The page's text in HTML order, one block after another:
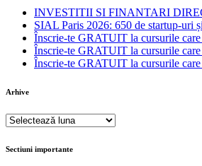
INVESTITII SI FINANTARI
SIAL Paris 2026: 650 de startup-uri
Înscrie-te GRATUIT la cursurile
Înscrie-te GRATUIT la cursurile
Înscrie-te GRATUIT la cursurile
Arhive
Arhive
Sectiuni importante